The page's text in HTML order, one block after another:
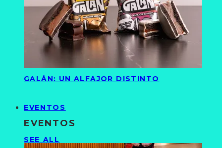
GALÁN: UN ALFAJOR DISTINTO
EVENTOS
EVENTOS
SEE ALL